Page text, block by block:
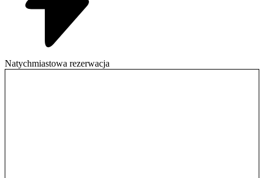
Natychmiastowa rezerwacja